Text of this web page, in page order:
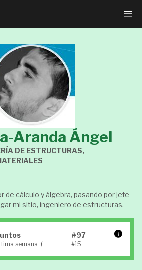
Aranda Ángel
DE ESTRUCTURAS,
de cálculo y álgebra, pasando por jefe
mi sitio, ingeniero de estructuras.
semana :(
#97
#15